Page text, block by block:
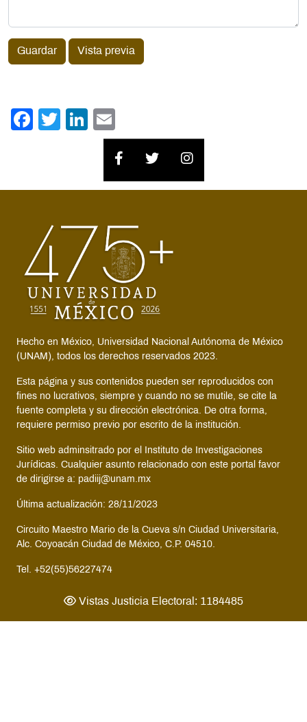
Guardar Vista previa
Facebook
TwitterLinkedIn
Hecho en México, Universidad Nacional Autónoma de México
(UNAM), todos los derechos reservados 2023.
Esta página y sus contenidos pueden ser reproducidos con
fines no lucrativos, siempre y cuando no se mutile, se cite la
fuente completa y su dirección electrónica. De otra forma,
requiere permiso previo por escrito de la institución.
Sitio web adminsitrado por el Instituto de Investigaciones
Jurídicas. Cualquier asunto relacionado con este portal favor
de dirigirse a: padiij@unam.mx
Última actualización: 28/11/2023
Circuito Maestro Mario de la Cueva s/n Ciudad Universitaria,
Alc. Coyoacán Ciudad de México, C.P. 04510.
Tel. +52(55)56227474
Vistas Justicia Electoral: 1184485